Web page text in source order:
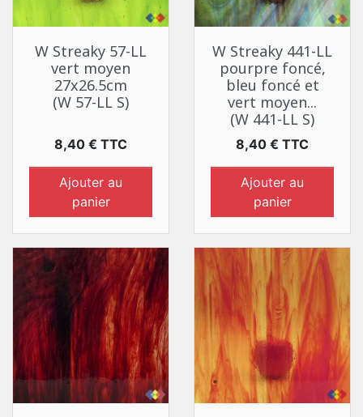
W Streaky 57-LL
vert moyen
27x26.5cm
(W 57-LL S)
Prix
8,40 € TTC
Ajouter au
panier
W Streaky 441-LL
pourpre foncé,
bleu foncé et
vert moyen...
(W 441-LL S)
Prix
8,40 € TTC
Ajouter au
panier